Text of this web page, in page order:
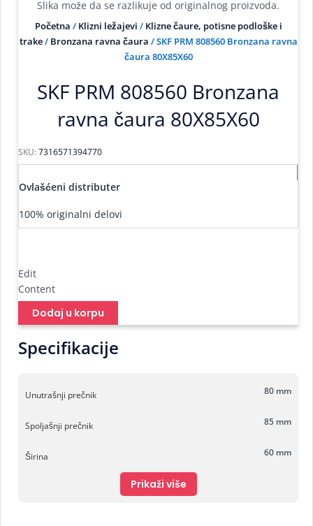
Slika može da se razlikuje od originalnog proizvoda.
Početna / Klizni ležajevi / Klizne čaure, potisne podloške i
trake/ Bronzana ravna čaura / SKF PRM 808560 Bronzana ravna
čaura 80X85X60
SKF PRM 808560 Bronzana
ravna čaura 80X85X60
SKU: 7316571394770
Ovlašćeni distributer
100% originalni delovi
Edit
Content
Dodaj u korpu
Specifikacije
Unutrašnji prečnik 80 mm
Spoljašnji prečnik 85 mm
Širina 60 mm
Prikaži više